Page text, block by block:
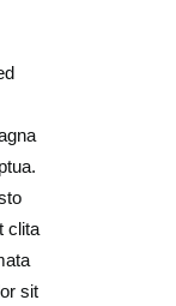
clita
sit